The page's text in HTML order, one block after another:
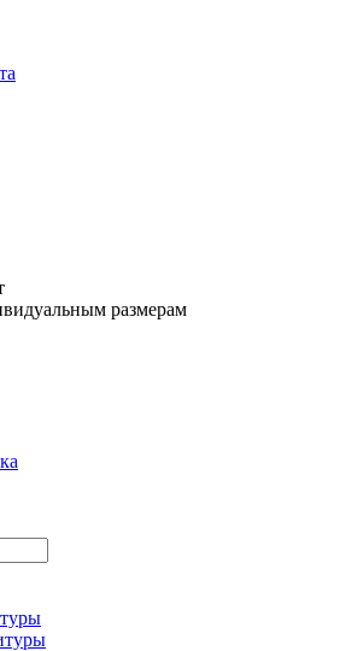
размерам